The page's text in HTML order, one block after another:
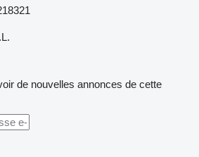
de nouvelles annonces de cette